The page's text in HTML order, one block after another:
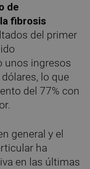
de
fibrosis
del primer
unos ingresos
lo que
del 77% con
general y el
ha
en las últimas